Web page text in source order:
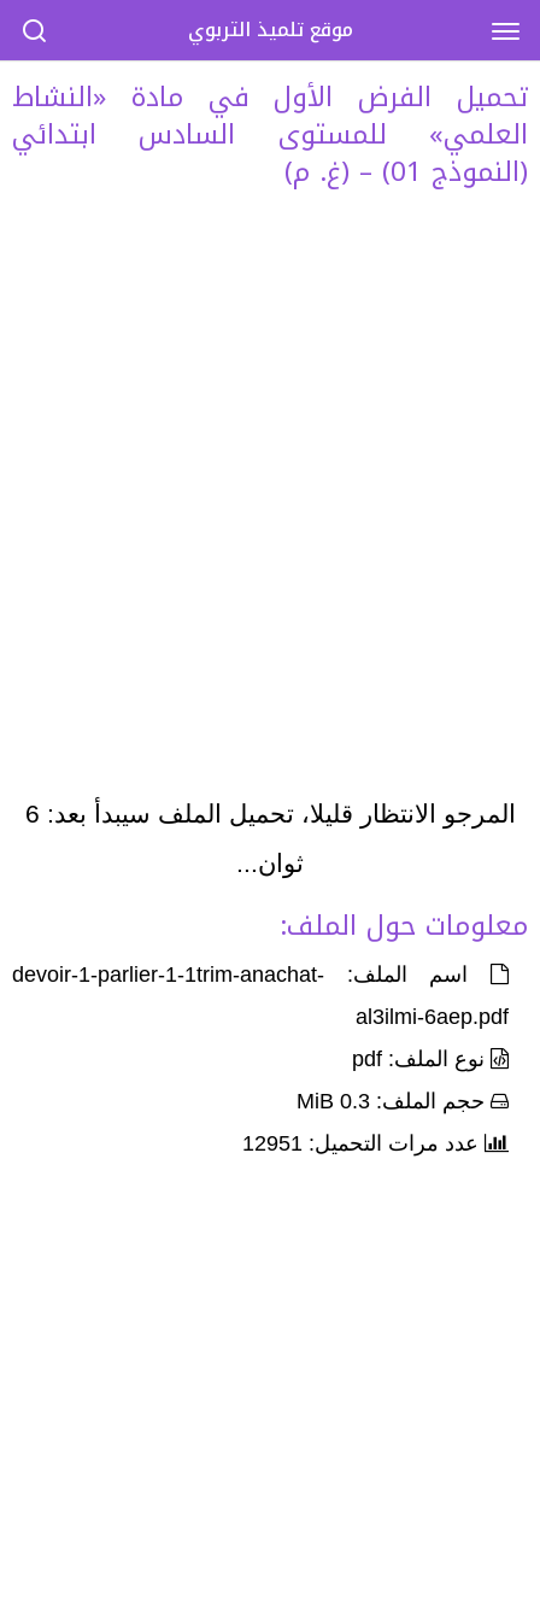
تحميل الفرض الأول في مادة «النشاط
العلمي» للمستوى السادس ابتدائي
(النموذج 01) – (غ. م)
المرجو الانتظار قليلا، تحميل الملف سيبدأ بعد: 6
ثوان...
معلومات حول الملف:
اسم الملف: devoir-1-parlier-1-1trim-anachat-
al3ilmi-6aep.pdf
نوع الملف: pdf
حجم الملف: 0.3 MiB
عدد مرات التحميل: 12951
موقع تلميذ التربوي